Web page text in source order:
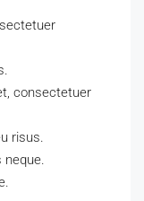
consectetuer
risus.
neque.